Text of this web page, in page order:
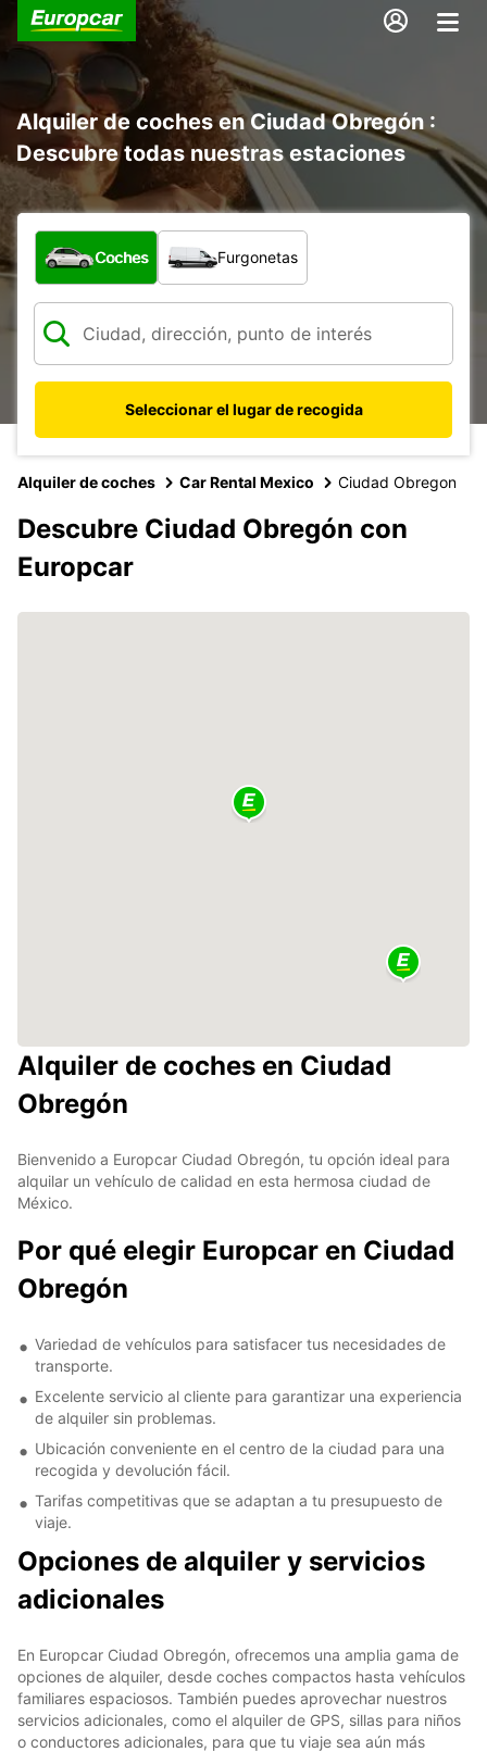
Alquiler de coches en Ciudad Obregón :
Descubre todas nuestras estaciones
¿Qué tipo de vehículo?
Coches Furgonetas
Seleccionar el lugar de recogida
Alquiler de coches Car Rental Mexico Ciudad Obregon
Descubre Ciudad Obregón con
Europcar
Alquiler de coches en Ciudad
Obregón
Bienvenido a Europcar Ciudad Obregón, tu opción ideal para
alquilar un vehículo de calidad en esta hermosa ciudad de
México.
Por qué elegir Europcar en Ciudad
Obregón
Variedad de vehículos para satisfacer tus necesidades de
transporte.
Excelente servicio al cliente para garantizar una experiencia
de alquiler sin problemas.
Ubicación conveniente en el centro de la ciudad para una
recogida y devolución fácil.
Tarifas competitivas que se adaptan a tu presupuesto de
viaje.
Opciones de alquiler y servicios
adicionales
En Europcar Ciudad Obregón, ofrecemos una amplia gama de
opciones de alquiler, desde coches compactos hasta vehículos
familiares espaciosos. También puedes aprovechar nuestros
servicios adicionales, como el alquiler de GPS, sillas para niños
o conductores adicionales, para que tu viaje sea aún más